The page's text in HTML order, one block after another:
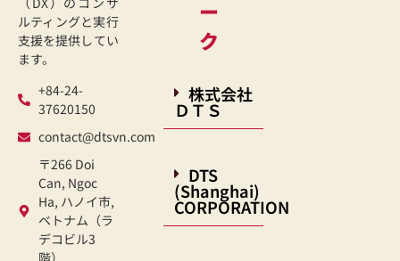
ルティングと実行
支援を提供してい
ます。
+84-24-
37620150
contact@dtsvn.com
〒266 Doi
Can, Ngoc
Ha, ハノイ市,
ベトナム（ラ
デコビル3
ー
ク
株式会社
ＤＴＳ
DTS
(Shanghai)
CORPORATION